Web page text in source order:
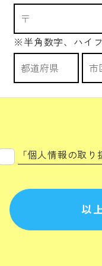
※半角数字、ハイ
「個人情報の取り
以